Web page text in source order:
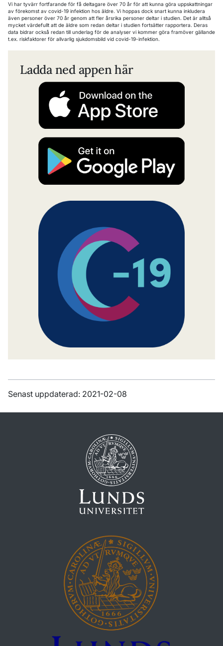
Vi har tyvärr fortfarande för få deltagare över 70 år för att kunna göra uppskattningar
av förekomst av covid-19 infektion hos äldre. Vi hoppas dock snart kunna inkludera
även personer över 70 år genom att fler årsrika personer deltar i studien. Det är alltså
mycket värdefullt att de äldre som redan deltar i studien fortsätter rapportera. Deras
data bidrar också redan till underlag för de analyser vi kommer göra framöver gällande
t.ex. riskfaktorer för allvarlig sjukdomsbild vid covid-19-infektion.
Ladda ned appen här
Senast uppdaterad: 2021-02-08